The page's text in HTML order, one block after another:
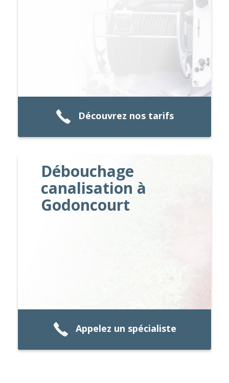
Découvrez nos tarifs
Débouchage
canalisation à
Godoncourt
Appelez un spécialiste